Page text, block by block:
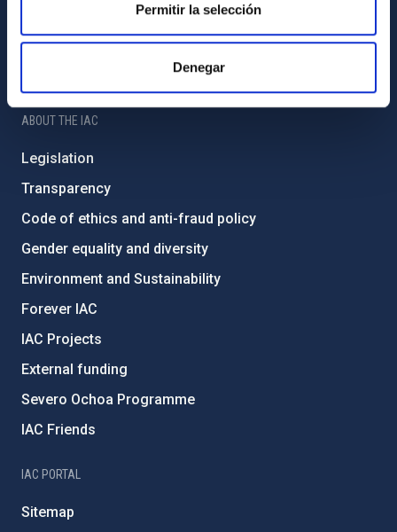
Permitir la selección
Denegar
Library
ABOUT THE IAC
Legislation
Transparency
Code of ethics and anti-fraud policy
Gender equality and diversity
Environment and Sustainability
Forever IAC
IAC Projects
External funding
Severo Ochoa Programme
IAC Friends
IAC PORTAL
Sitemap